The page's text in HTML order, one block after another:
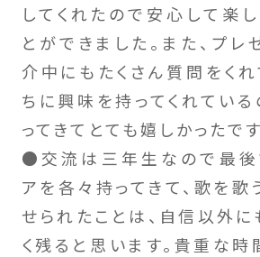
してくれたので安心して楽
とができました。また、プ
介中にもたくさん質問をく
ちに興味を持ってくれてい
ってきてとても嬉しかったです
●交流は三年生なので最後
アを各々持ってきて、歌を
せられたことは、自信以外
く残ると思います。貴重な